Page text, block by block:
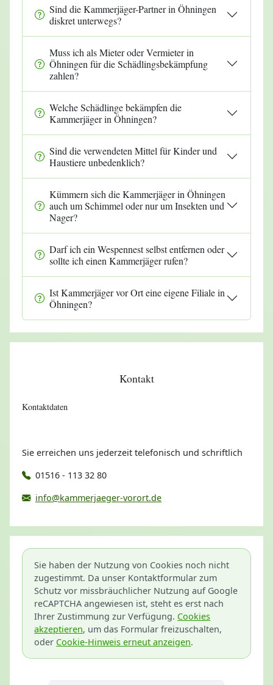
Sind die Kammerjäger-Partner in Öhningen
diskret unterwegs?
Muss ich als Mieter oder Vermieter in
Öhningen für die Schädlingsbekämpfung
zahlen?
Welche Schädlinge bekämpfen die
Kammerjäger in Öhningen?
Sind die verwendeten Mittel für Kinder und
Haustiere unbedenklich?
Kümmern sich die Kammerjäger in Öhningen
auch um Schimmel oder nur um Insekten und
Nager?
Darf ich ein Wespennest selbst entfernen oder
sollte ich einen Kammerjäger rufen?
Ist Kammerjäger vor Ort eine eigene Filiale in
Öhningen?
Kontakt
Kontaktdaten
Sie erreichen uns jederzeit telefonisch und schriftlich
01516 - 113 32 80
info@kammerjaeger-vorort.de
Sie haben der Nutzung von Cookies noch nicht
zugestimmt. Da unser Kontaktformular zum
Schutz vor missbräuchlicher Nutzung auf Google
reCAPTCHA angewiesen ist, steht es erst nach
Ihrer Zustimmung zur Verfügung. Cookies
akzeptieren, um das Formular freizuschalten,
oder Cookie-Hinweis erneut anzeigen.